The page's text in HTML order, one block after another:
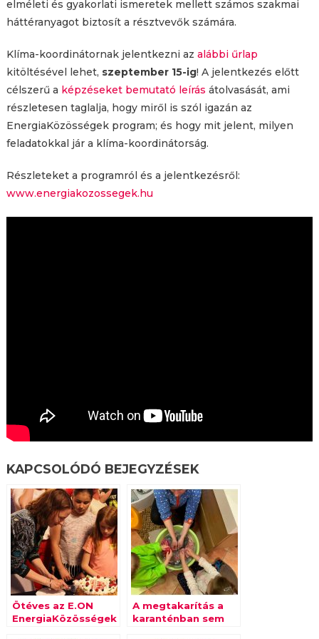
elméleti és gyakorlati ismeretek mellett számos szakmai
háttéranyagot biztosít a résztvevők számára.
Klíma-koordinátornak jelentkezni az alábbi űrlap
kitöltésével lehet, szeptember 15-ig! A jelentkezés előtt
célszerű a képzéseket bemutató leírás átolvasását, ami
részletesen taglalja, hogy miről is szól igazán az
EnergiaKözösségek program; és hogy mit jelent, milyen
feladatokkal jár a klíma-koordinátorság.
Részleteket a programról és a jelentkezésről:
www.energiakozossegek.hu
KAPCSOLÓDÓ BEJEGYZÉSEK
Ötéves az E.ON
EnergiaKözösségek
A megtakarítás a
karanténban sem